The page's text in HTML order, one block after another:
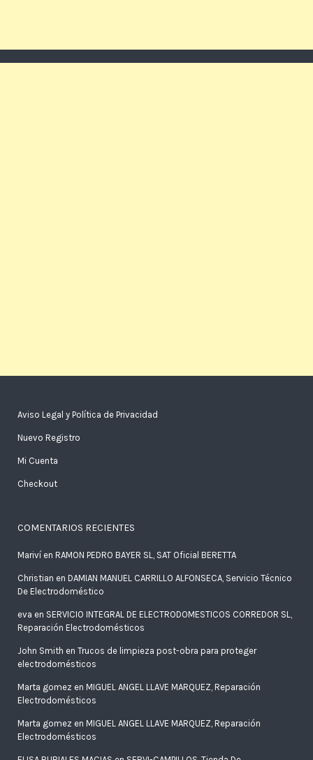
Aviso Legal y Política de Privacidad
Nuevo Registro
Mi Cuenta
Checkout
COMENTARIOS RECIENTES
Marivíen RAMON PEDRO BAYER SL, SAT Oficial BERETTA
Christian en DAMIAN MANUEL CARRILLO ALFONSECA, Servicio Técnico
De Electrodoméstico
eva en SERVICIO INTEGRAL DE ELECTRODOMESTICOS CORREDOR SL,
Reparación Electrodomésticos
John Smith en Trucos de limpieza post-obra para proteger
electrodomésticos
Marta gomez en MIGUEL ANGEL LLAVE MARQUEZ, Reparación
Electrodomésticos
Marta gomez en MIGUEL ANGEL LLAVE MARQUEZ, Reparación
Electrodomésticos